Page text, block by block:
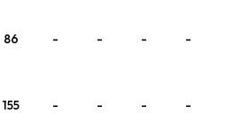
86 - - - -
155 - - - -